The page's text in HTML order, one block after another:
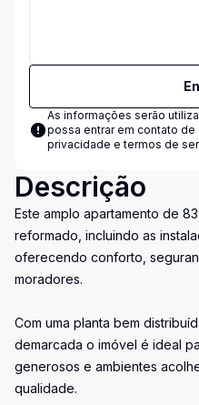
As informações serão
possa entrar em contato de
privacidade e termos de
Descrição
Este amplo apartamento de
reformado, incluindo as
oferecendo conforto,
moradores.
Com uma planta bem
demarcada o imóvel é ideal
generosos e ambientes
qualidade.